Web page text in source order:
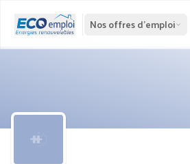
Nos offres d'emploi